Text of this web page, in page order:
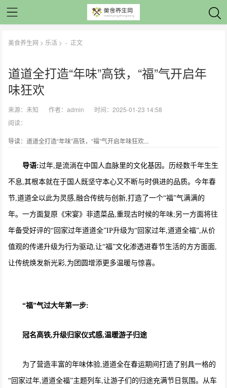
美食养生网 > 乐活 > - 正文
道道全打造“年味”高铁，“福”气开启年
味狂欢
来源：未知 作者：admin
时间：2025-01-23 14:58
阅读：
导读：道道全打造“年味”高铁，“福”气开启年味狂欢...
导语:过年,是流淌在中国人血脉里的文化基因。历经数千年生生
不息,其根本就在于国人既坚守本心又不断与时俱进的品质。今年春
节,道道全以此为灵感,融合传统与创新,打造了一个“福”气满满的
年。一方面复原《宋宴》非遗菜品,重现古时候的年味;另一方面将往
年备受好评的“回家过年道道全”IP升级为“回家过年,道道全福”,从价
值观的传递升级为行为驱动,让“福”文化渗透进春节生活的方方面面,
让传统焕发新光彩,为团圆增添更多温暖与惊喜。
“福”气过大年第一步:
冠名高铁,升级归家仪式感,温暖游子归途
为了营造丰富的年味体验,道道全在春运期间打造了别具一格的
“回家过年,道道全福”主题列车,让游子们的归途充满节日氛围。从车